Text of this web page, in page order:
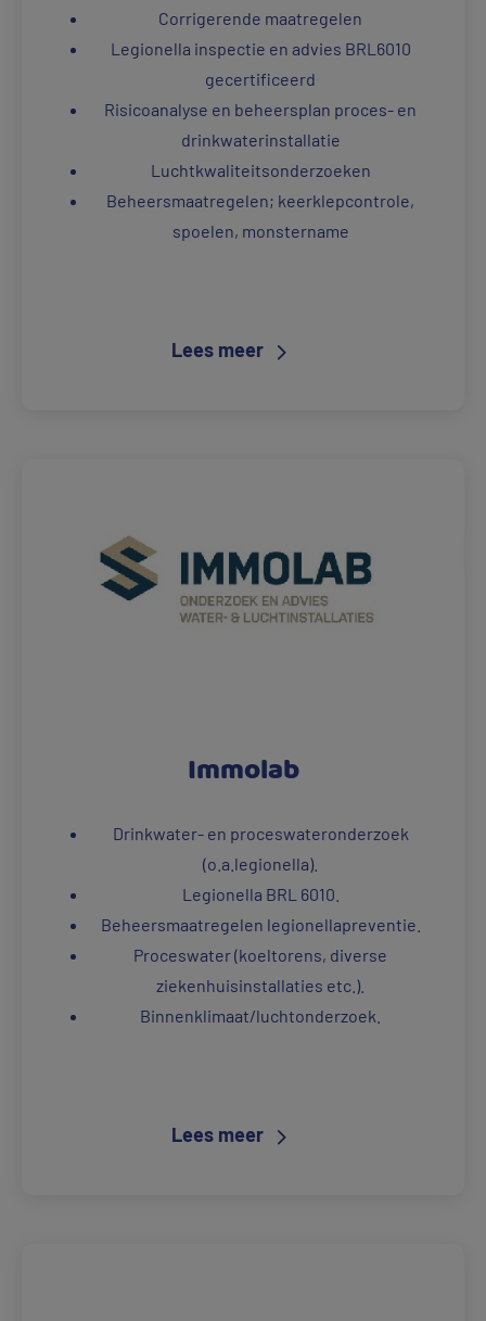
Corrigerende maatregelen
Legionella inspectie en advies BRL6010
gecertificeerd
Risicoanalyse en beheersplan proces- en
drinkwaterinstallatie
Luchtkwaliteitsonderzoeken
Beheersmaatregelen; keerklepcontrole,
spoelen, monstername
Lees meer
Immolab
Drinkwater- en proceswateronderzoek
(o.a.legionella).
Legionella BRL 6010.
Beheersmaatregelen legionellapreventie.
Proceswater (koeltorens, diverse
ziekenhuisinstallaties etc.).
Binnenklimaat/luchtonderzoek.
Lees meer